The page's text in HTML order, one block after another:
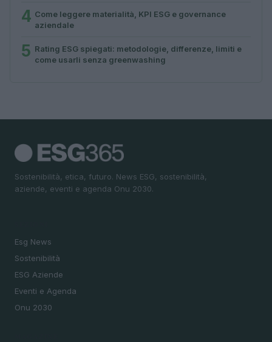
4 Come leggere materialità, KPI ESG e governance
aziendale
5 Rating ESG spiegati: metodologie, differenze, limiti e
come usarli senza greenwashing
Sostenibilità, etica, futuro. News ESG, sostenibilità,
aziende, eventi e agenda Onu 2030.
Esg News
Sostenibilità
ESG Aziende
Eventi e Agenda
Onu 2030